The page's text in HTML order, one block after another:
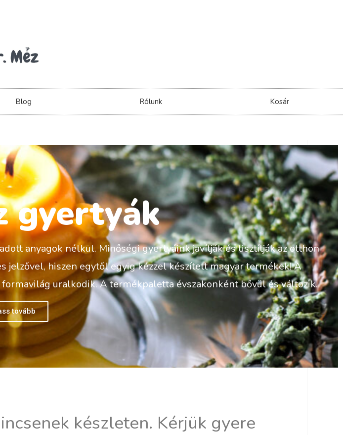
Blog Rólunk Kosár
gyertyák
anyagok nélkül. Minőségi gyertyáink javítják és tisztítják az otthon
hiszen egytől egyig kézzel készített magyar termékek! A
uralkodik. A termékpaletta évszakonként bővül és változik.
tovább
készleten. Kérjük gyere